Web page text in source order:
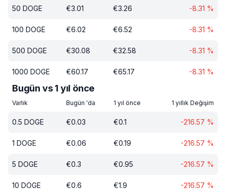
50 DOGE €3.01 €3.26 -8.31 %
100 DOGE €6.02 €6.52 -8.31 %
500 DOGE €30.08 €32.58 -8.31 %
1000 DOGE €60.17 €65.17 -8.31 %
Bugün vs 1 yıl önce
Varlık Bugün 'da 1 yıl önce 1 yıllık Değişim
0.5 DOGE €0.03 €0.1 -216.57 %
1 DOGE €0.06 €0.19 -216.57 %
5 DOGE €0.3 €0.95 -216.57 %
10 DOGE €0.6 €1.9 -216.57 %